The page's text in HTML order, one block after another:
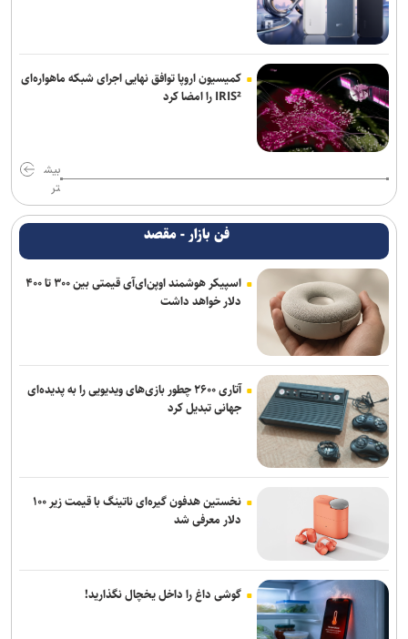
کمیسیون اروپا توافق نهایی اجرای شبکه ماهواره‌ای
IRIS² را امضا کرد
بیش
تر
فن بازار - مقصد
اسپیکر هوشمند اوپن‌ای‌آی قیمتی بین ۳۰۰ تا ۴۰۰
دلار خواهد داشت
آتاری ۲۶۰۰ چطور بازی‌های ویدیویی را به پدیده‌ای
جهانی تبدیل کرد
نخستین هدفون گیره‌ای ناتینگ با قیمت زیر ۱۰۰
دلار معرفی شد
گوشی داغ را داخل یخچال نگذارید!